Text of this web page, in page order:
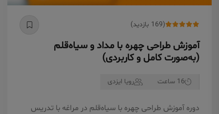
(169 بازدید)
آموزش طراحی چهره با مداد و سیاه‌قلم
(به‌صورت کامل و کاربردی)
16 ساعت رویا ایزدی
دوره آموزش طراحی چهره با سیاه‌قلم در مراغه با تدریس